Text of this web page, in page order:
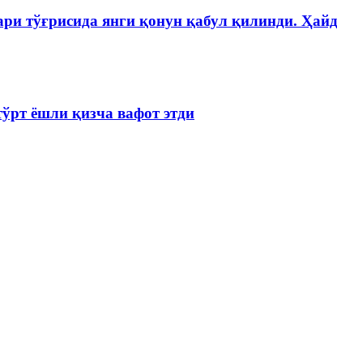
тўғрисида янги қонун қабул қилинди.
ёшли қизча вафот этди